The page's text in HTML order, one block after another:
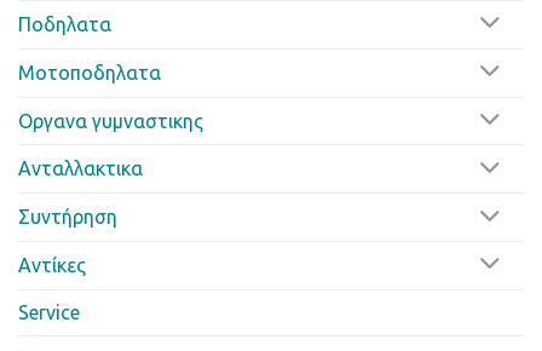
Ποδηλατα
Μοτοποδηλατα
Οργανα γυμναστικης
Ανταλλακτικα
Συντήρηση
Αντίκες
Service